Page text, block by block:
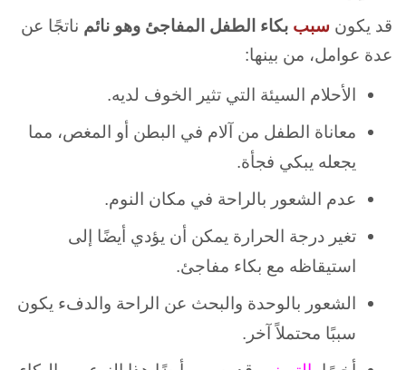
قد يكون سبب بكاء الطفل المفاجئ وهو نائم ناتجًا عن
عدة عوامل، من بينها:
الأحلام السيئة التي تثير الخوف لديه.
معاناة الطفل من آلام في البطن أو المغص، مما
يجعله يبكي فجأة.
عدم الشعور بالراحة في مكان النوم.
تغير درجة الحرارة يمكن أن يؤدي أيضًا إلى
استيقاظه مع بكاء مفاجئ.
الشعور بالوحدة والبحث عن الراحة والدفء يكون
سببًا محتملاً آخر.